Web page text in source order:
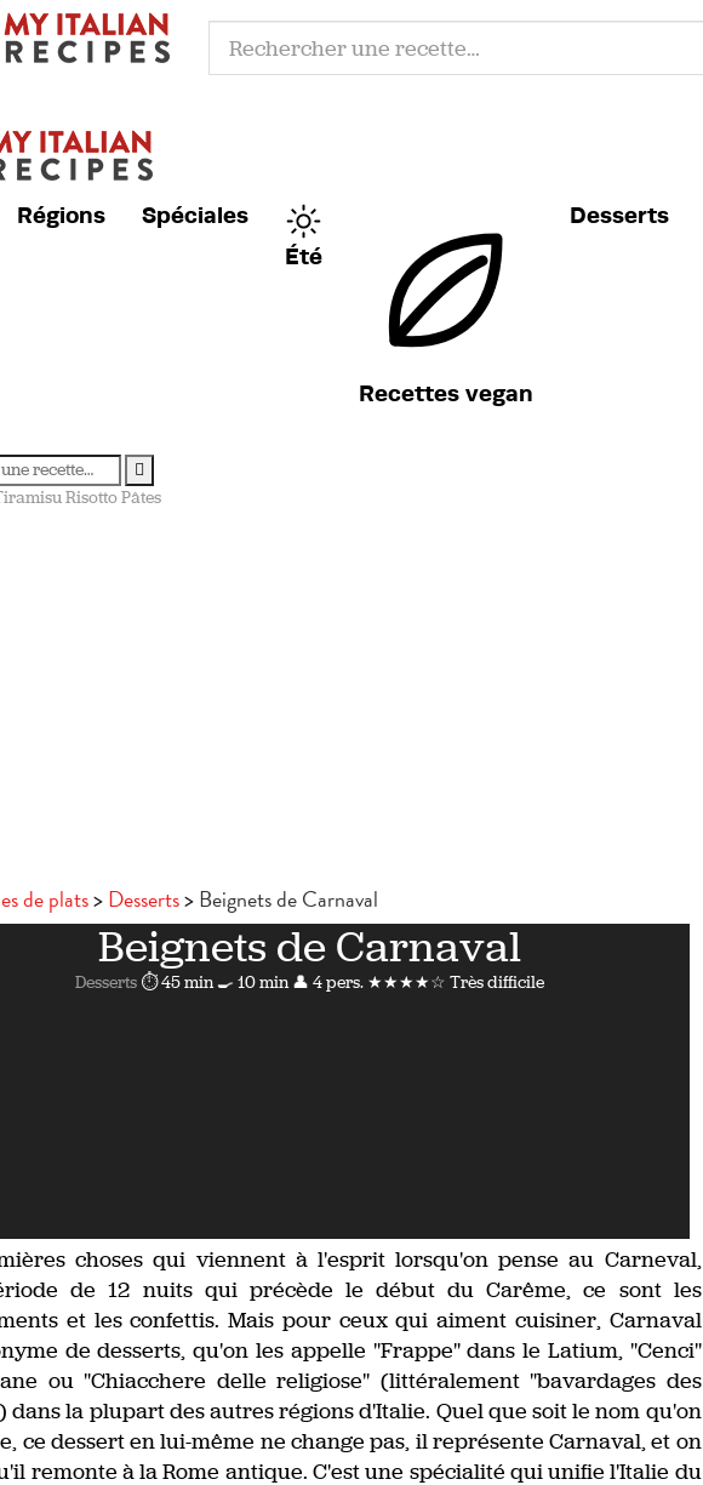
Régions
Spéciales
Été
Recettes vegan
Desserts
RisottoPâtes
de plats Desserts Beignets de Carnaval
Beignets de Carnaval
Desserts ⏱ 45 min🍳 10 min 👤 4 pers. ★★★★☆ Très difficile
choses qui viennent à l'esprit lorsqu'on pense au Carneval,
de 12 nuits qui précède le début du Carême, ce sont les
et les confettis. Mais pour ceux qui aiment cuisiner, Carnaval
de desserts, qu'on les appelle "Frappe" dans le Latium, "Cenci"
ou "Chiacchere delle religiose" (littéralement "bavardages des
dans la plupart des autres régions d'Italie. Quel que soit le nom qu'on
ce dessert en lui-même ne change pas, il représente Carnaval, et on
remonte à la Rome antique. C'est une spécialité qui unifie l'Italie du